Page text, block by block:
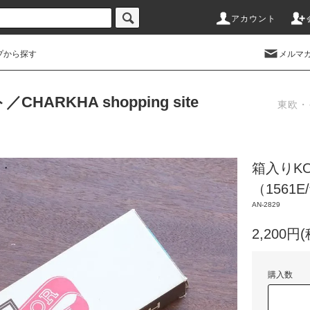
アカウント
から探す メルマ
CHARKHA shopping site 東欧
箱入り
（
AN-2829
2,200円(
購入数